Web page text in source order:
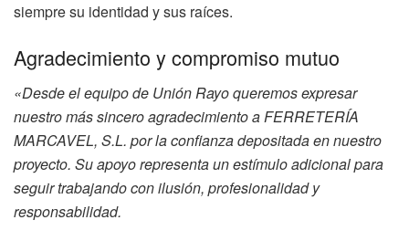
siempre su identidad y sus raíces.
Agradecimiento y compromiso mutuo
«Desde el equipo de Unión Rayo queremos expresar
nuestro más sincero agradecimiento a FERRETERÍA
MARCAVEL, S.L. por la confianza depositada en nuestro
proyecto. Su apoyo representa un estímulo adicional para
seguir trabajando con ilusión, profesionalidad y
responsabilidad.